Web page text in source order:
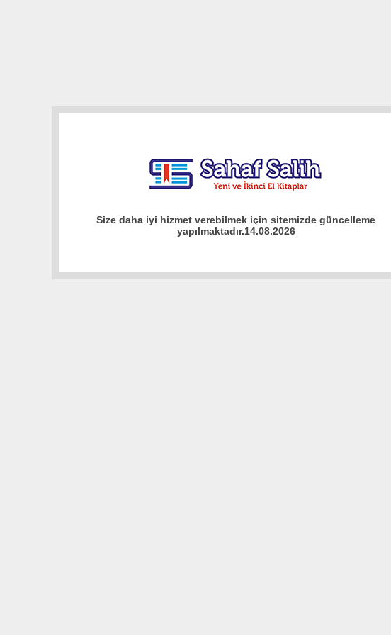
Size daha iyi hizmet verebilmek için sitemizde güncelleme
yapılmaktadır.14.08.2026